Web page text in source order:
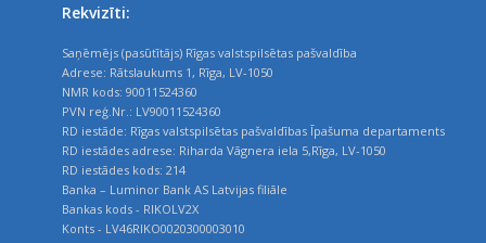
Rekvizīti:
Saņēmējs (pasūtītājs) Rīgas valstspilsētas pašvaldība
Adrese: Rātslaukums 1, Rīga, LV-1050
NMR kods: 90011524360
PVN reģ.Nr.: LV90011524360
RD iestāde: Rīgas valstspilsētas pašvaldības Īpašuma departaments
RD iestādes adrese: Riharda Vāgnera iela 5,Rīga, LV-1050
RD iestādes kods: 214
Banka – Luminor Bank AS Latvijas filiāle
Bankas kods - RIKOLV2X
Konts - LV46RIKO0020300003010